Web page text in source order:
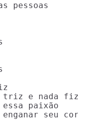
pessoas
triz e nada fiz
paixão
enganar seu